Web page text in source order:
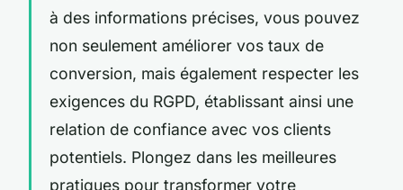
à des informations précises, vous pouvez
non seulement améliorer vos taux de
conversion, mais également respecter les
exigences du RGPD, établissant ainsi une
relation de confiance avec vos clients
potentiels. Plongez dans les meilleures
pratiques pour transformer votre